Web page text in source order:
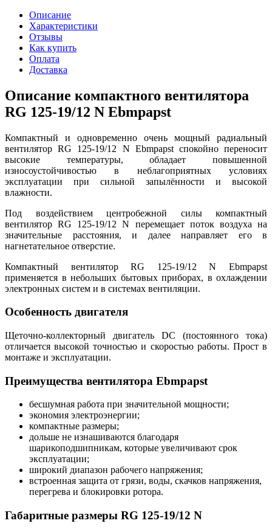
Описание
Характеристики
Отзывы
Как купить
Оплата
Доставка
Описание компактного вентилятора
RG 125-19/12 N Ebmpapst
Компактный и одновременно очень мощный радиальный
вентилятор RG 125-19/12 N Ebmpapst спокойно переносит
высокие температуры, обладает повышенной
износоустойчивостью в неблагоприятных условиях
эксплуатации при сильной запылённости и высокой
влажности.
Под воздействием центробежной силы компактный
вентилятор RG 125-19/12 N перемещает поток воздуха на
значительные расстояния, и далее направляет его в
нагнетательное отверстие.
Компактный вентилятор RG 125-19/12 N Ebmpapst
применяется в небольших бытовых приборах, в охлаждении
электронных систем и в системах вентиляции.
Особенность двигателя
Щеточно-коллекторный двигатель DC (постоянного тока)
отличается высокой точностью и скоростью работы. Прост в
монтаже и эксплуатации.
Преимущества вентилятора Ebmpapst
бесшумная работа при значительной мощности;
экономия электроэнергии;
компактные размеры;
дольше не изнашиваются благодаря
шарикоподшипникам, которые увеличивают срок
эксплуатации;
широкий диапазон рабочего напряжения;
встроенная защита от грязи, воды, скачков напряжения,
перегрева и блокировки ротора.
Габаритные размеры RG 125-19/12 N